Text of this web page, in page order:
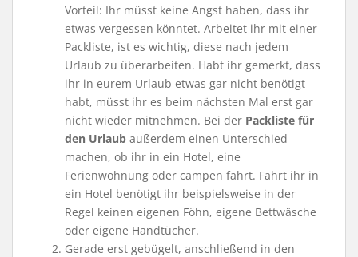
Vorteil: Ihr müsst keine Angst haben, dass ihr
etwas vergessen könntet. Arbeitet ihr mit einer
Packliste, ist es wichtig, diese nach jedem
Urlaub zu überarbeiten. Habt ihr gemerkt, dass
ihr in eurem Urlaub etwas gar nicht benötigt
habt, müsst ihr es beim nächsten Mal erst gar
nicht wieder mitnehmen. Bei der Packliste für
den Urlaub außerdem einen Unterschied
machen, ob ihr in ein Hotel, eine
Ferienwohnung oder campen fahrt. Fahrt ihr in
ein Hotel benötigt ihr beispielsweise in der
Regel keinen eigenen Föhn, eigene Bettwäsche
oder eigene Handtücher.
Gerade erst gebügelt, anschließend in den